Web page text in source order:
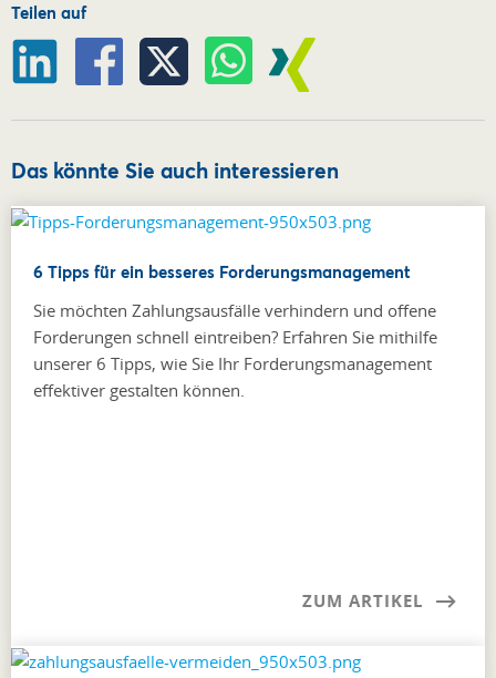
Teilen auf
Das könnte Sie auch interessieren
6 Tipps für ein besseres Forderungsmanagement
Sie möchten Zahlungsausfälle verhindern und offene
Forderungen schnell eintreiben? Erfahren Sie mithilfe
unserer 6 Tipps, wie Sie Ihr Forderungsmanagement
effektiver gestalten können.
ZUM ARTIKEL